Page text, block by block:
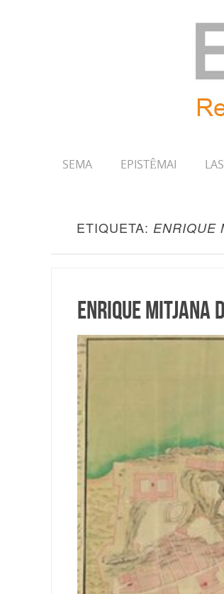
SEMA EPISTÊMAI
ETIQUETA: ENRIQUE
Enrique Mitjana